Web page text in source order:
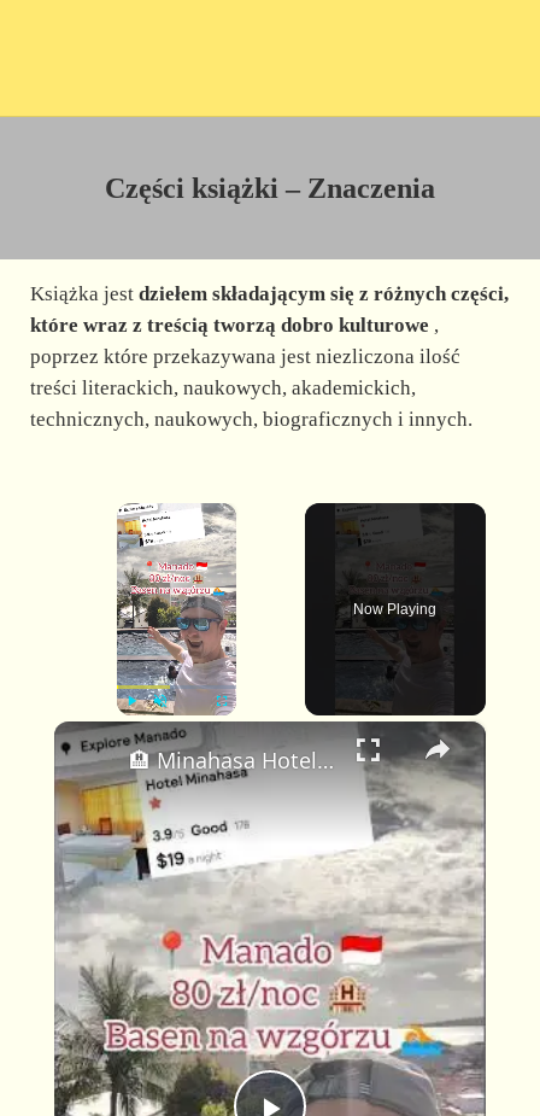
Części książki – Znaczenia
Książka jest dziełem składającym się z różnych części,
które wraz z treścią tworzą dobro kulturowe ,
poprzez które przekazywana jest niezliczona ilość
treści literackich, naukowych, akademickich,
technicznych, naukowych, biograficznych i innych.
×
P
l
a
n
m
t
e
u
c
e
n
Now Playing
×
🏨 Minahasa Hotel Manado – Najlepszy Hotel z Basenem za Mniej niż 80 zł? (Recenzja za $19)